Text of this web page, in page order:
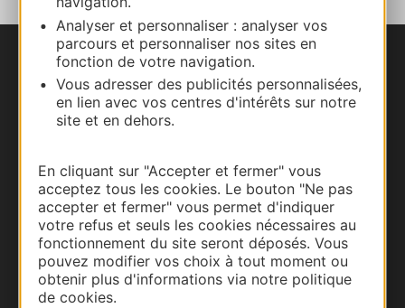
Analyser et personnaliser : analyser vos
parcours et personnaliser nos sites en
fonction de votre navigation.
Vous adresser des publicités personnalisées,
en lien avec vos centres d'intérêts sur notre
site et en dehors.
En cliquant sur "Accepter et fermer" vous
acceptez tous les cookies. Le bouton "Ne pas
accepter et fermer" vous permet d'indiquer
votre refus et seuls les cookies nécessaires au
fonctionnement du site seront déposés. Vous
pouvez modifier vos choix à tout moment ou
obtenir plus d'informations via notre politique
de cookies.
Nous contacter
Carte interactive